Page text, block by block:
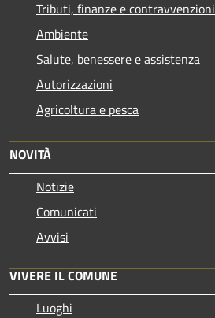
Tributi, finanze e contravvenzioni
Ambiente
Salute, benessere e assistenza
Autorizzazioni
Agricoltura e pesca
NOVITÀ
Notizie
Comunicati
Avvisi
VIVERE IL COMUNE
Luoghi